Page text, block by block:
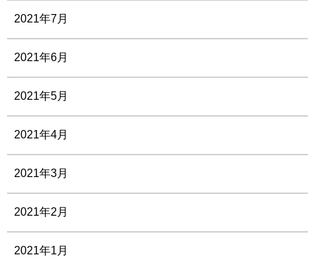
2021年7月
2021年6月
2021年5月
2021年4月
2021年3月
2021年2月
2021年1月